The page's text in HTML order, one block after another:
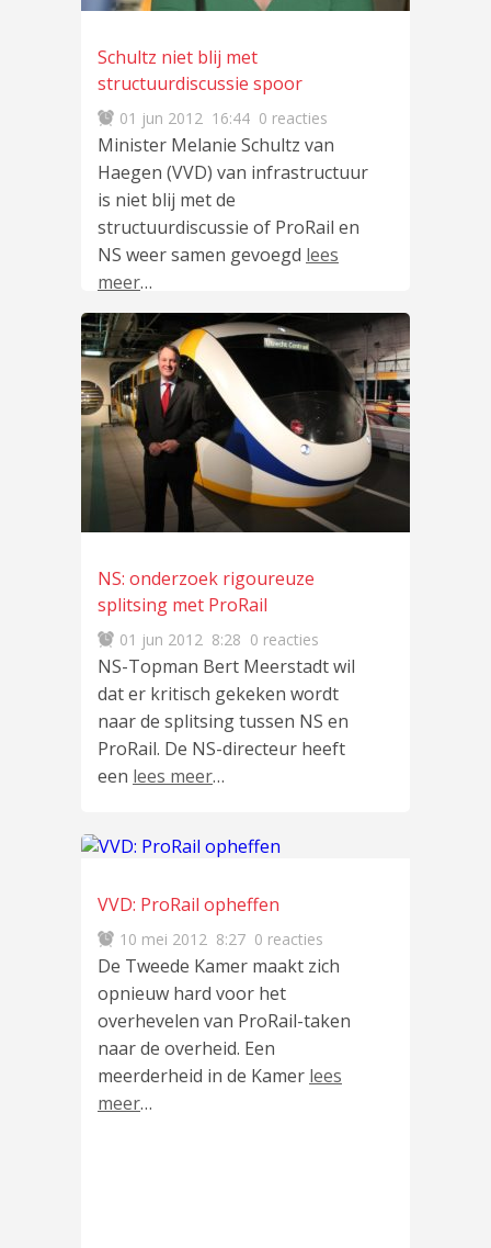
Schultz niet blij met
structuurdiscussie spoor
01 jun 2012 16:44 0 reacties
Minister Melanie Schultz van
Haegen (VVD) van infrastructuur
is niet blij met de
structuurdiscussie of ProRail en
NS weer samen gevoegd lees
meer…
NS: onderzoek rigoureuze
splitsing met ProRail
01 jun 2012 8:28 0 reacties
NS-Topman Bert Meerstadt wil
dat er kritisch gekeken wordt
naar de splitsing tussen NS en
ProRail. De NS-directeur heeft
een lees meer…
VVD: ProRail opheffen
10 mei 2012 8:27 0 reacties
De Tweede Kamer maakt zich
opnieuw hard voor het
overhevelen van ProRail-taken
naar de overheid. Een
meerderheid in de Kamer lees
meer…